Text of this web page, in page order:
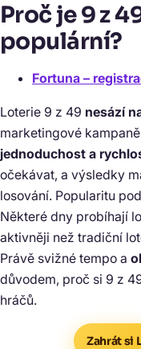
Proč je 9 z
populární?
Fortuna –
Loterie 9 z 49 nesází
marketingové
jednoduchost a
očekávat, a výsledky
losování. Popularitu
Některé dny probíhají
aktivněji než tradiční
Právě svižné tempo a
důvodem, proč si 9 z
hráčů.
Zahrát si